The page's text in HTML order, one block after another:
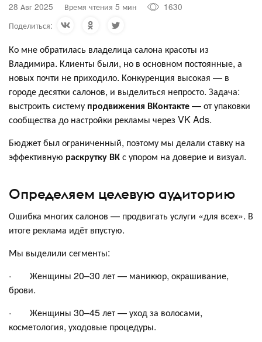
28 Авг 2025 Время чтения 5 мин
1630
Поделиться:
Ко мне обратилась владелица салона красоты из
Владимира. Клиенты были, но в основном постоянные, а
новых почти не приходило. Конкуренция высокая — в
городе десятки салонов, и выделиться непросто. Задача:
выстроить систему продвижения ВКонтакте— от упаковки
сообщества до настройки рекламы через VK Ads.
Бюджет был ограниченный, поэтому мы делали ставку на
эффективную раскрутку ВКс упором на доверие и визуал.
Определяем целевую аудиторию
Ошибка многих салонов — продвигать услуги «для всех». В
итоге реклама идёт впустую.
Мы выделили сегменты:
· Женщины 20–30 лет — маникюр, окрашивание,
брови.
· Женщины 30–45 лет — уход за волосами,
косметология, уходовые процедуры.